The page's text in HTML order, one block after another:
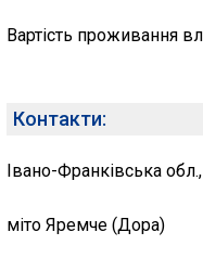
Вартість проживання
Контакти:
Івано-Франківська обл.,
міто Яремче (Дора)